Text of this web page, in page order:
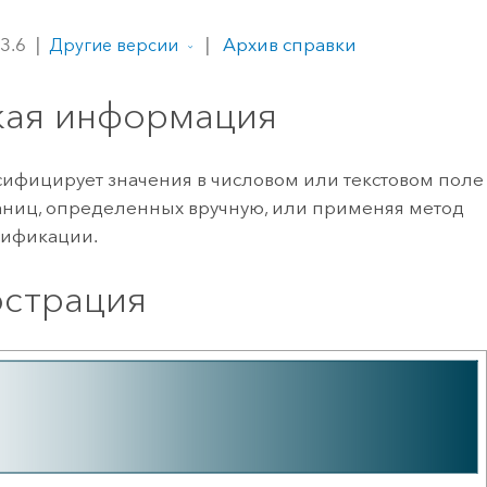
Другие версии Архив справки
информация
значения в числовом или текстовом поле
определенных вручную, или применяя метод